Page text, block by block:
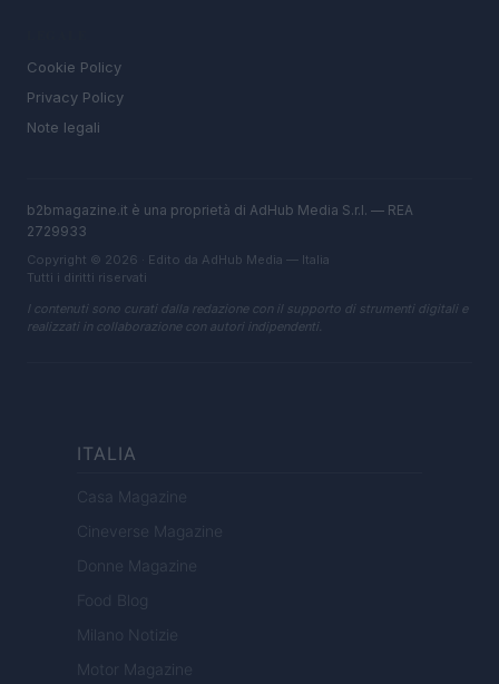
Cookie Policy
Privacy Policy
Note legali
b2bmagazine.it è una proprietà di AdHub Media S.r.l. — REA
2729933
Copyright © 2026 · Edito da AdHub Media — Italia
Tutti i diritti riservati
I contenuti sono curati dalla redazione con il supporto di strumenti digitali e
realizzati in collaborazione con autori indipendenti.
ITALIA
Casa Magazine
Cineverse Magazine
Donne Magazine
Food Blog
Milano Notizie
Motor Magazine